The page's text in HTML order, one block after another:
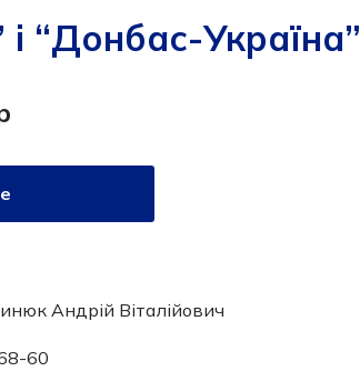
і “Донбас-Україна”
Андрій Віталійович
60